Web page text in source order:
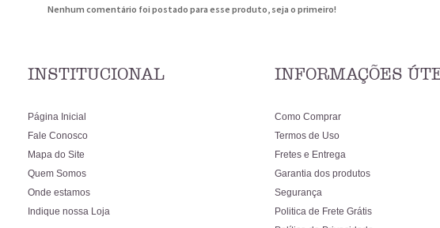
Nenhum comentário foi postado para esse produto, seja o primeiro!
INSTITUCIONAL
Página Inicial
Fale Conosco
Mapa do Site
Quem Somos
Onde estamos
Indique nossa Loja
INFORMAÇÕES
Como Comprar
Termos de Uso
Fretes e Entrega
Garantia dos produtos
Segurança
Politica de Frete Grátis